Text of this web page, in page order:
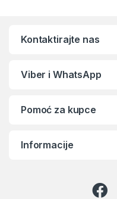
Kontaktirajte nas
Viber i WhatsApp
Pomoć za kupce
Informacije